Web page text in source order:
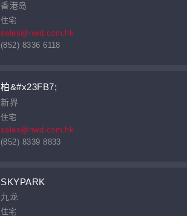
香港岛
住宅
sales@nwd.com.hk
(852) 8336 6118
柏&#x23FB7;
新界
住宅
sales@nwd.com.hk
(852) 8339 8833
SKYPARK
九龙
住宅